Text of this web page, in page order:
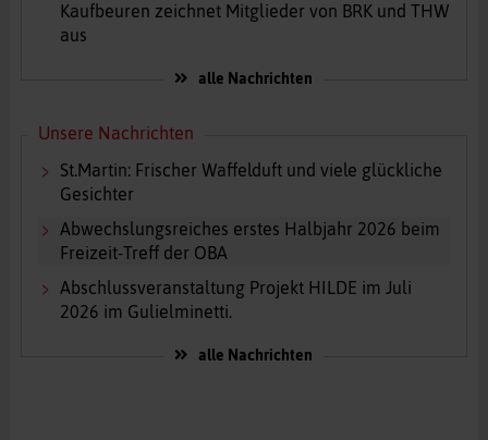
Kaufbeuren zeichnet Mitglieder von BRK und THW
aus
alle Nachrichten
Unsere Nachrichten
St.Martin: Frischer Waffelduft und viele glückliche
Gesichter
Abwechslungsreiches erstes Halbjahr 2026 beim
Freizeit-Treff der OBA
Abschlussveranstaltung Projekt HILDE im Juli
2026 im Gulielminetti.
alle Nachrichten